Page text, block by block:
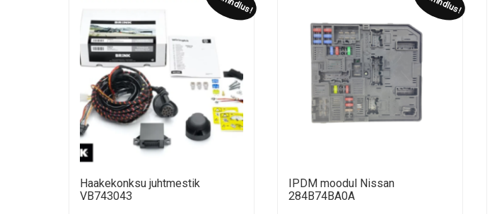
Haakekonksu juhtmestik
VB743043
IPDM moodul Nissan
284B74BA0A